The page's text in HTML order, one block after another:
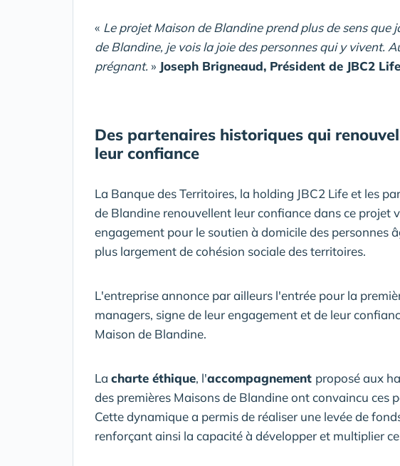
« Le projet Maison de Blandine prend plus de sens que
de Blandine, je vois la joie des personnes qui y vivent.
prégnant.» Joseph Brigneaud, Président de JBC2
Des partenaires historiques qui
leur confiance
La Banque des Territoires, la holding JBC2 Life et les
de Blandine renouvellent leur confiance dans ce projet
engagement pour le soutien à domicile des personnes
plus largement de cohésion sociale des territoires.
L'entreprise annonce par ailleurs l'entrée pour la
managers, signe de leur engagement et de leur
Maison de Blandine.
La charte éthique, l'accompagnement proposé aux
des premières Maisons de Blandine ont convaincu ces
Cette dynamique a permis de réaliser une levée de
renforçant ainsi la capacité à développer et multiplier